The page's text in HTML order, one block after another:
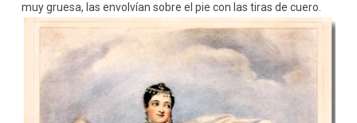
muy gruesa, las envolvían sobre el pie con las tiras de cuero.